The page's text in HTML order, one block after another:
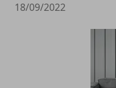
18/09/2022